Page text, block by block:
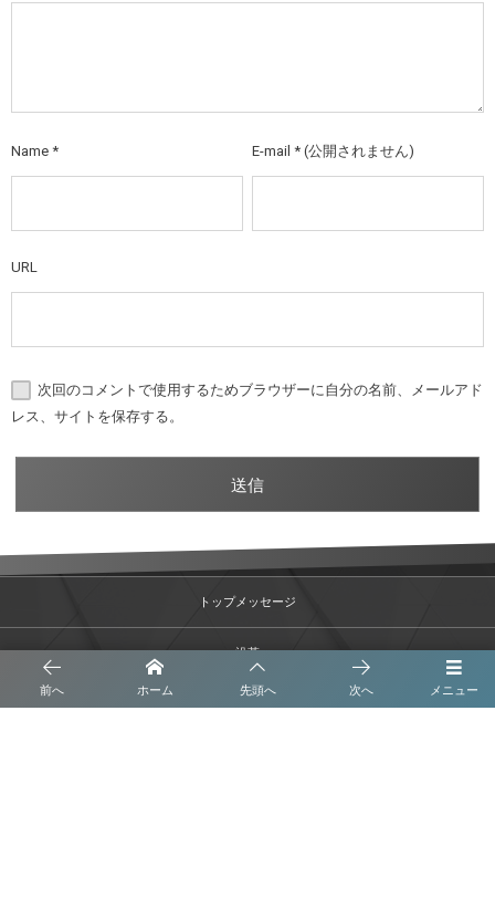
Name * E-mail * (公開されません)
URL
次回のコメントで使用するためブラウザーに自分の名前、メールアド
レス、サイトを保存する。
メニュー
前へ ホーム 先頭へ 次へ
トップメッセージ
沿革